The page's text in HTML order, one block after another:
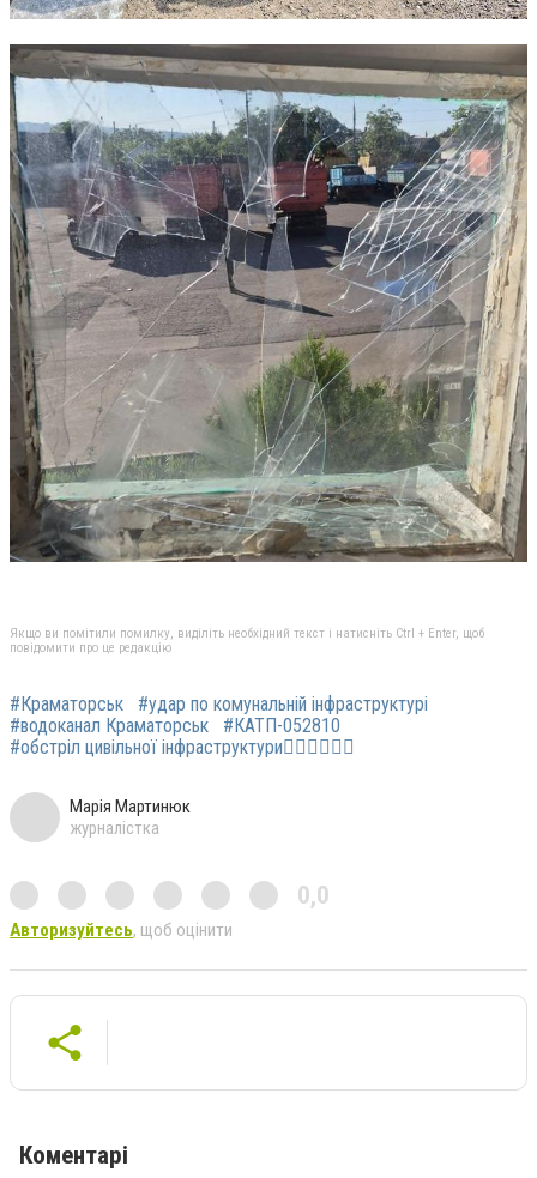
Якщо ви помітили помилку, виділіть необхідний текст і натисніть Ctrl + Enter, щоб
повідомити про це редакцію
#Краматорськ
#удар по комунальній інфраструктурі
#водоканал Краматорськ
#КАТП-052810
#обстріл цивільної інфраструктури
Марія Мартинюк
журналістка
0,0
Авторизуйтесь, щоб оцінити
Коментарі